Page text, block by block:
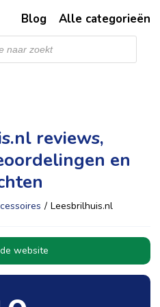
Blog Alle categorieën
reviews,
en
/ Leesbrilhuis.nl
website